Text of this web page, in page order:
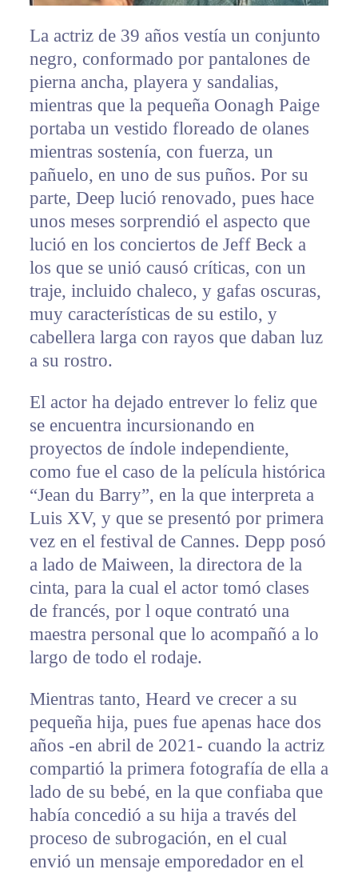
La actriz de 39 años vestía un conjunto
negro, conformado por pantalones de
pierna ancha, playera y sandalias,
mientras que la pequeña Oonagh Paige
portaba un vestido floreado de olanes
mientras sostenía, con fuerza, un
pañuelo, en uno de sus puños. Por su
parte, Deep lució renovado, pues hace
unos meses sorprendió el aspecto que
lució en los conciertos de Jeff Beck a
los que se unió causó críticas, con un
traje, incluido chaleco, y gafas oscuras,
muy características de su estilo, y
cabellera larga con rayos que daban luz
a su rostro.
El actor ha dejado entrever lo feliz que
se encuentra incursionando en
proyectos de índole independiente,
como fue el caso de la película histórica
“Jean du Barry”, en la que interpreta a
Luis XV, y que se presentó por primera
vez en el festival de Cannes. Depp posó
a lado de Maiween, la directora de la
cinta, para la cual el actor tomó clases
de francés, por l oque contrató una
maestra personal que lo acompañó a lo
largo de todo el rodaje.
Mientras tanto, Heard ve crecer a su
pequeña hija, pues fue apenas hace dos
años -en abril de 2021- cuando la actriz
compartió la primera fotografía de ella a
lado de su bebé, en la que confiaba que
había concedió a su hija a través del
proceso de subrogación, en el cual
envió un mensaje emporedador en el